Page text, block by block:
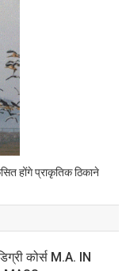
होंगे प्राकृतिक ठिकाने
कोर्स M.A. IN